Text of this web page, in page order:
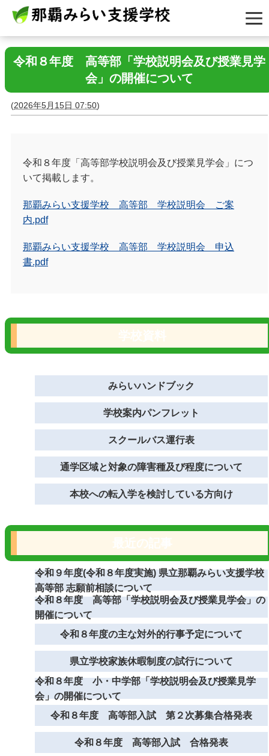
令和８年度 高等部「学校説明会及び授業見学
会」の開催について
(2026年5月15日 07:50)
令和８年度「高等部学校説明会及び授業見学会」につ
いて掲載します。
那覇みらい支援学校 高等部 学校説明会 ご案
内.pdf
那覇みらい支援学校 高等部 学校説明会 申込
書.pdf
みらいハンドブック
学校案内パンフレット
スクールバス運行表
通学区域と対象の障害種及び程度について
本校への転入学を検討している方向け
令和９年度(令和８年度実施) 県立那覇みらい支援学校
高等部 志願前相談について
令和８年度 高等部「学校説明会及び授業見学会」の
開催について
令和８年度の主な対外的行事予定について
県立学校家族休暇制度の試行について
令和８年度 小・中学部「学校説明会及び授業見学
会」の開催について
令和８年度 高等部入試 第２次募集合格発表
令和８年度 高等部入試 合格発表